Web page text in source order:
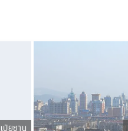
ป่ยซาน